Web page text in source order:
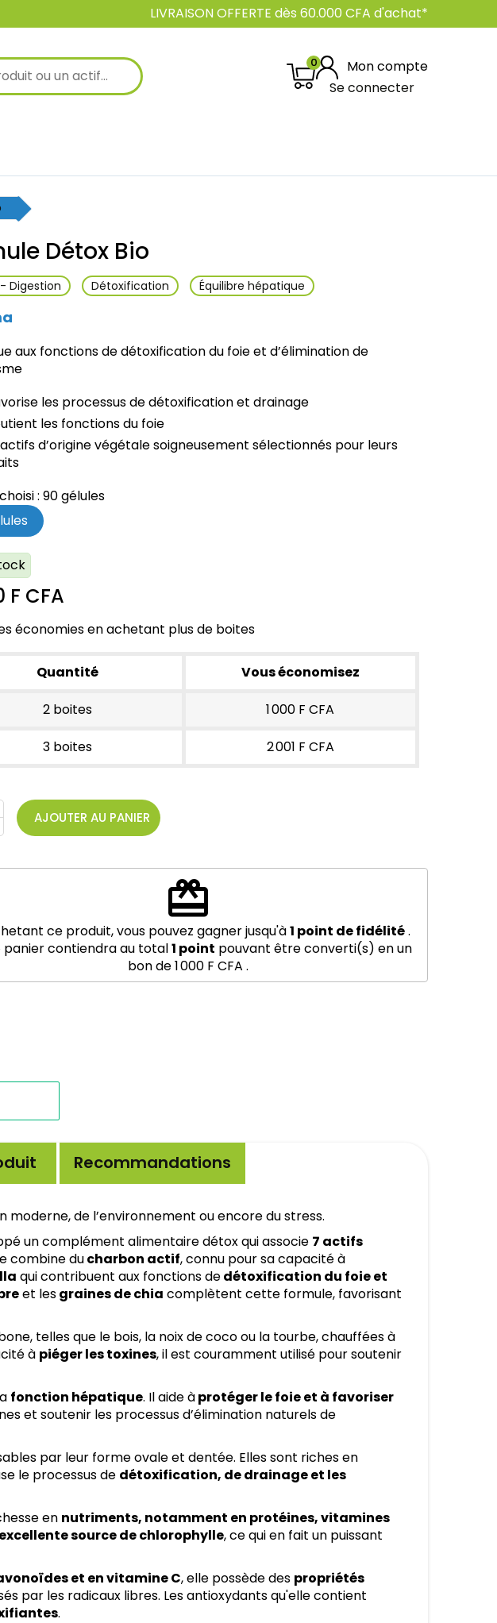
LIVRAISON OFFERTE dès 60.000 CFA d'achat*
0
Mon compte
Se connecter
Détox Bio
Digestion Détoxification Équilibre hépatique
aux fonctions de détoxification du foie et d’élimination de
les processus de détoxification et drainage
les fonctions du foie
d’origine végétale soigneusement sélectionnés pour leurs
: 90 gélules
F CFA
économies en achetant plus de boites
Quantité Vous économisez
2 boites 1 000 F CFA
3 boites 2 001 F CFA
AJOUTER AU PANIER
redeem
ce produit, vous pouvez gagner jusqu'à1 point de fidélité.
panier contiendra au total1 point pouvant être converti(s) en un
bon de1 000 F CFA .
Recommandations
de l’environnement ou encore du stress.
un complément alimentaire détox qui associe 7 actifs
combine ducharbon actif, connu pour sa capacité à
qui contribuent aux fonctions dedétoxification du foie et
et lesgraines de chia complètent cette formule, favorisant
telles que le bois, la noix de coco ou la tourbe, chauffées à
à piéger les toxines, il est couramment utilisé pour soutenir
fonction hépatique. Il aide àprotéger le foie et à favoriser
et soutenir les processus d’élimination naturels de
par leur forme ovale et dentée. Elles sont riches en
le processus de détoxification, de drainage et les
en nutriments, notamment en protéines, vitamines
excellente source de chlorophylle, ce qui en fait un puissant
et en vitamine C, elle possède des propriétés
par les radicaux libres. Les antioxydants qu'elle contient
.